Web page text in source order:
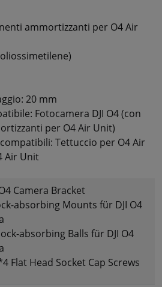
ammortizzanti per O4 Air
20 mm
Fotocamera DJI O4 (con
per O4 Air Unit)
Tettuccio per O4 Air
Air Unit
Camera Bracket
absorbing Mounts für DJI O4
absorbing Balls für DJI O4
Flat Head Socket Cap Screws